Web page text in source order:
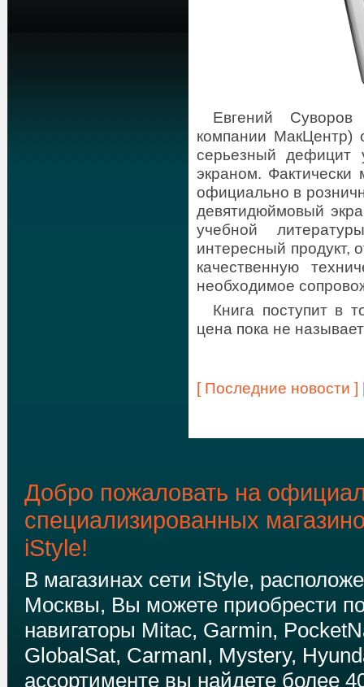
Евгений
компании МакЦентр)
серьезный дефицит
экраном.
официально в
девятидюймовый
учебной
интересный продукт,
качественную
необходимое
Книга поступит в
цена пока не
[ Последние новости ]
Добро пожаловать на
специализированных
iStyle!
В магазинах сети iStyle,
Москвы, Вы можете приобрести
навигаторы Mitac, Garmin,
GlobalSat, CarmanI, Mystery,
ассортименте вы найдете более